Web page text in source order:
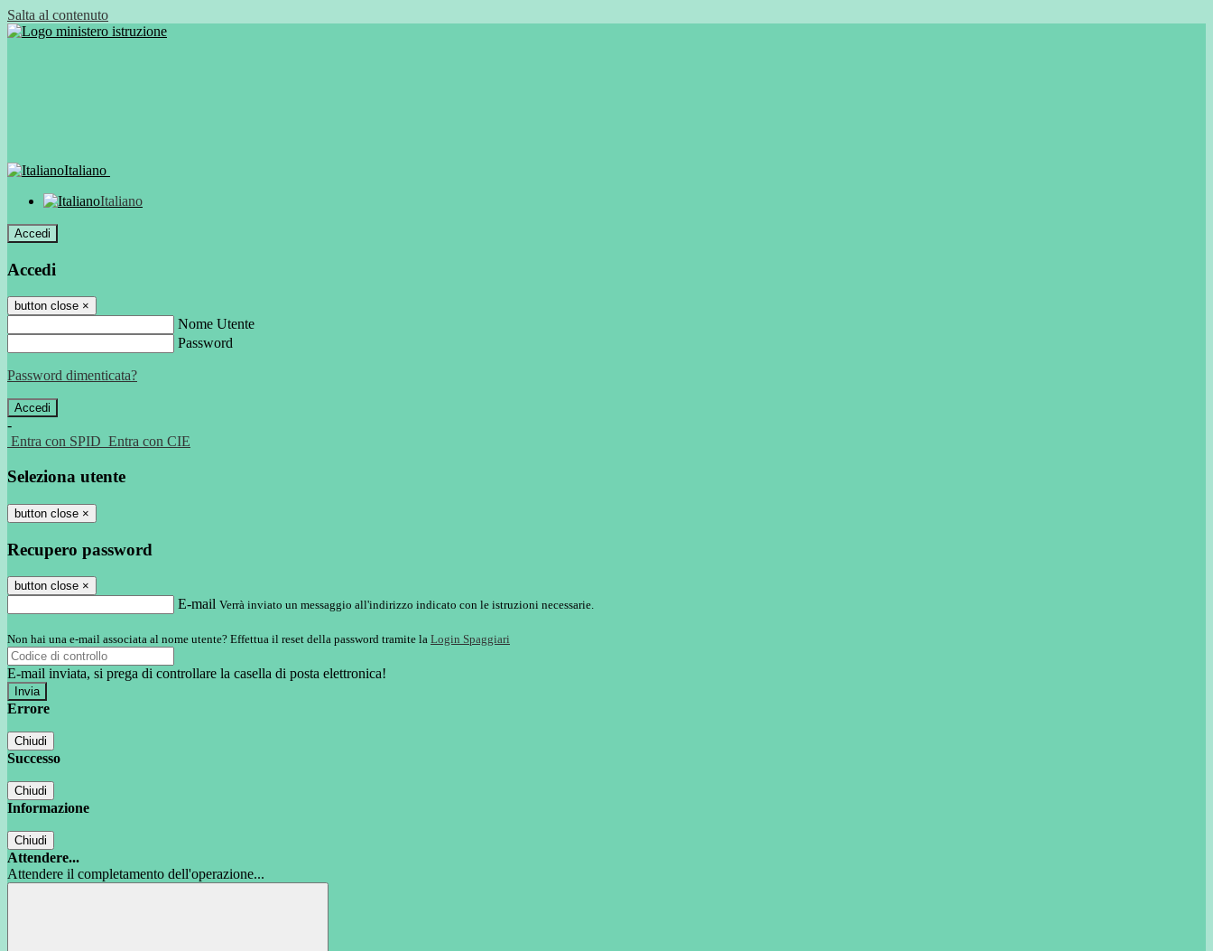
Salta al contenuto
Italiano
Italiano
Accedi
Accedi
button close ×
Nome Utente
Password
Password dimenticata?
-
Entra con SPID Entra con CIE
Seleziona utente
button close ×
Recupero password
button close ×
E-mail Verrà inviato un messaggio all'indirizzo indicato con le istruzioni necessarie.
Non hai una e-mail associata al nome utente? Effettua il reset della password tramite la Login Spaggiari
E-mail inviata, si prega di controllare la casella di posta elettronica!
Errore
Chiudi
Successo
Chiudi
Informazione
Chiudi
Attendere...
Attendere il completamento dell'operazione...